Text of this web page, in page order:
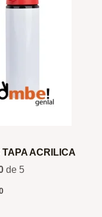
ACRILICA
de 5